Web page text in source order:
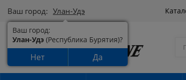
Ваш город: Улан-Удэ
Ваш город:
Улан-Удэ (Республика Бурятия)?
Нет Да